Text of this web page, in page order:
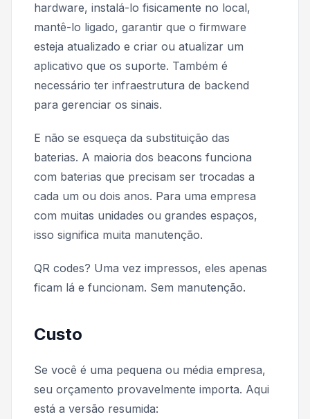
hardware, instalá-lo fisicamente no local,
mantê-lo ligado, garantir que o firmware
esteja atualizado e criar ou atualizar um
aplicativo que os suporte. Também é
necessário ter infraestrutura de backend
para gerenciar os sinais.
E não se esqueça da substituição das
baterias. A maioria dos beacons funciona
com baterias que precisam ser trocadas a
cada um ou dois anos. Para uma empresa
com muitas unidades ou grandes espaços,
isso significa muita manutenção.
QR codes? Uma vez impressos, eles apenas
ficam lá e funcionam. Sem manutenção.
Custo
Se você é uma pequena ou média empresa,
seu orçamento provavelmente importa. Aqui
está a versão resumida: